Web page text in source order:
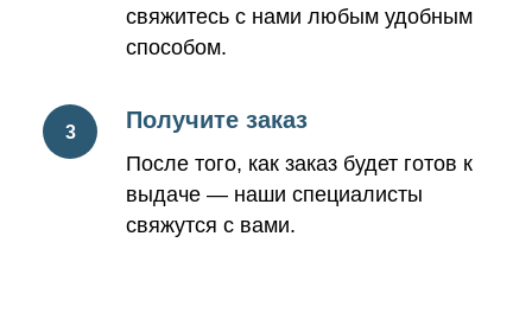
свяжитесь с нами любым удобным
способом.
Получите заказ
После того, как заказ будет готов к
выдаче — наши специалисты
свяжутся с вами.